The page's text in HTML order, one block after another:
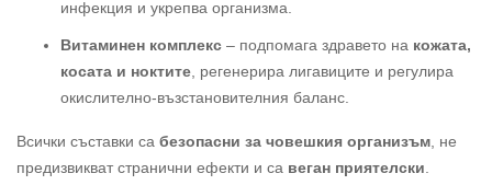
инфекция и укрепва организма.
Витаминен комплекс – подпомага здравето на кожата,
косата и ноктите , регенерира лигавиците и регулира
окислително-възстановителния баланс.
Всички съставки са безопасни за човешкия организъм , не
предизвикват странични ефекти и са веган приятелски